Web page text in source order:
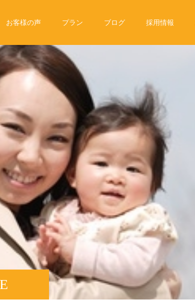
お客様の声 プラン ブログ 採用情報